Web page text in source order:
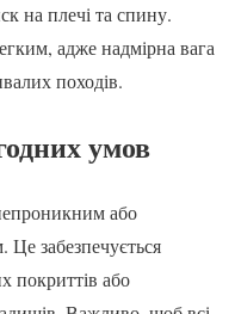
на плечі та спину.
адже надмірна вага
походів.
умов
або
забезпечується
покриттів або